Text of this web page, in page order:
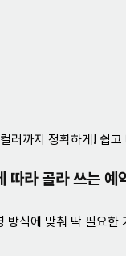
러까지 정확하게! 쉽
따라 골라 쓰는 예
방식에 맞춰 딱 필요한